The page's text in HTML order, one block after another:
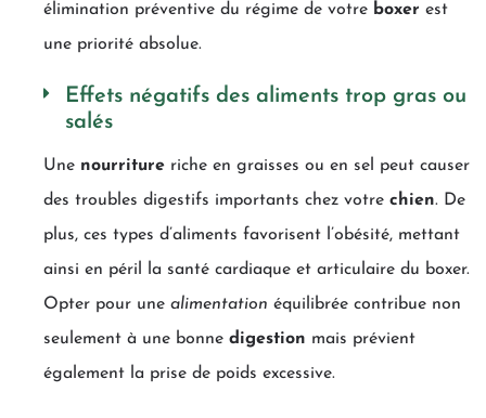
élimination préventive du régime de votre boxer est
une priorité absolue.
Effets négatifs des aliments trop gras ou
salés
Une nourriture riche en graisses ou en sel peut causer
des troubles digestifs importants chez votre chien. De
plus, ces types d’aliments favorisent l’obésité, mettant
ainsi en péril la santé cardiaque et articulaire du boxer.
Opter pour une alimentation équilibrée contribue non
seulement à une bonne digestion mais prévient
également la prise de poids excessive.